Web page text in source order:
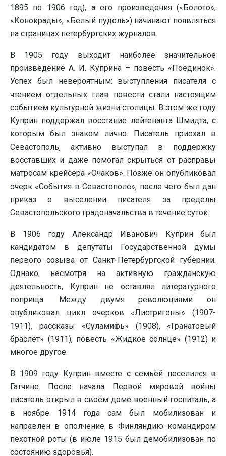
1895 по 1906 год), а его произведения («Болото»,
«Конокрады», «Белый пудель») начинают появляться
на страницах петербургских журналов.
В 1905 году выходит наиболее значительное
произведение А. И. Куприна – повесть «Поединок».
Успех был невероятным: выступления писателя с
чтением отдельных глав повести стали настоящим
событием культурной жизни столицы. В этом же году
Куприн поддержал восстание лейтенанта Шмидта, с
которым был знаком лично. Писатель приехал в
Севастополь, активно выступал в поддержку
восставших и даже помогал скрыться от расправы
матросам крейсера «Очаков». Позже он опубликовал
очерк «События в Севастополе», после чего был дан
приказ о выселении писателя за пределы
Севастопольского градоначальства в течение суток.
В 1906 году Александр Иванович Куприн был
кандидатом в депутаты Государственной думы
первого созыва от Санкт-Петербургской губернии.
Однако, несмотря на активную гражданскую
деятельность, Куприн не оставлял литературного
поприща. Между двумя революциями он
опубликовал цикл очерков «Листригоны» (1907-
1911), рассказы «Суламифь» (1908), «Гранатовый
браслет» (1911), повесть «Жидкое солнце» (1912) и
многое другое.
В 1909 году Куприн вместе с семьёй поселился в
Гатчине. После начала Первой мировой войны
писатель открыл в своём доме военный госпиталь, а
в ноябре 1914 года сам был мобилизован и
направлен в ополчение в Финляндию командиром
пехотной роты (в июле 1915 был демобилизован по
состоянию здоровья).